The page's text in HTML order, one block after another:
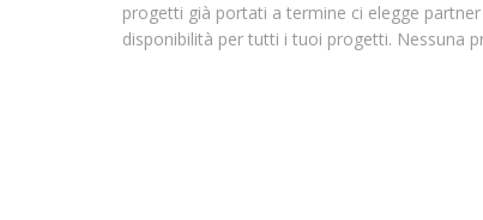
progetti già portati a termine ci elegge
disponibilità per tutti i tuoi progetti. Nessuna